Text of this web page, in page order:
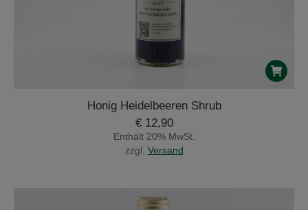
Honig Heidelbeeren Shrub
€12,90
Enthält 20% MwSt.
zzgl. Versand